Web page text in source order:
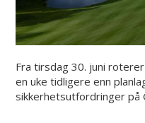
Fra tirsdag 30. juni
en uke tidligere enn
sikkerhetsutfordringer på